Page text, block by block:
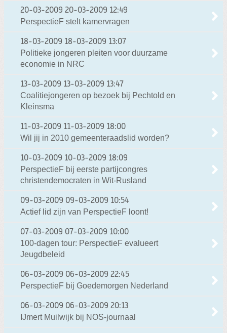
20-03-2009 20-03-2009 12:49
PerspectieF stelt kamervragen
18-03-2009 18-03-2009 13:07
Politieke jongeren pleiten voor duurzame
economie in NRC
13-03-2009 13-03-2009 13:47
Coalitiejongeren op bezoek bij Pechtold en
Kleinsma
11-03-2009 11-03-2009 18:00
Wil jij in 2010 gemeenteraadslid worden?
10-03-2009 10-03-2009 18:09
PerspectieF bij eerste partijcongres
christendemocraten in Wit-Rusland
09-03-2009 09-03-2009 10:54
Actief lid zijn van PerspectieF loont!
07-03-2009 07-03-2009 10:00
100-dagen tour: PerspectieF evalueert
Jeugdbeleid
06-03-2009 06-03-2009 22:45
PerspectieF bij Goedemorgen Nederland
06-03-2009 06-03-2009 20:13
IJmert Muilwijk bij NOS-journaal